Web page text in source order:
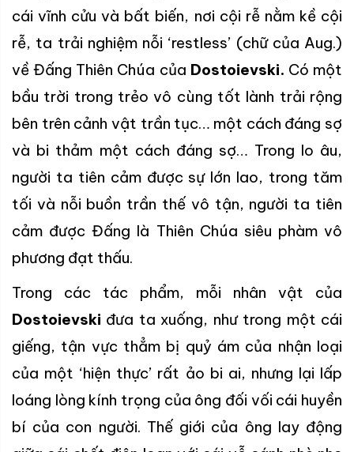
cái vĩnh cửu và bất biến, nơi cội rễ nằm kề cội
rễ, ta trải nghiệm nỗi ‘restless’ (chữ của Aug.)
về Đấng Thiên Chúa của Dostoievski. Có một
bầu trời trong trẻo vô cùng tốt lành trải rộng
bên trên cảnh vật trần tục… một cách đáng sợ
và bi thảm một cách đáng sợ… Trong lo âu,
người ta tiên cảm được sự lớn lao, trong tăm
tối và nỗi buồn trần thế vô tận, người ta tiên
cảm được Đấng là Thiên Chúa siêu phàm vô
phương đạt thấu.
Trong các tác phẩm, mỗi nhân vật của
Dostoievski đưa ta xuống, như trong một cái
giếng, tận vực thẳm bị quỷ ám của nhận loại
của một ‘hiện thực’ rất ảo bi ai, nhưng lại lấp
loáng lòng kính trọng của ông đối vối cái huyền
bí của con người. Thế giới của ông lay động